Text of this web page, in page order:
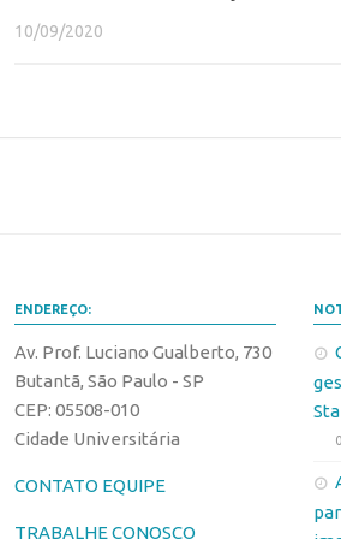
10/09/2020
ENDEREÇO:
Av. Prof. Luciano Gualberto, 730
Butantã, São Paulo - SP
CEP: 05508-010
Cidade Universitária
CONTATO EQUIPE
TRABALHE CONOSCO